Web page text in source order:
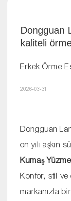
Dongguan
kaliteli
Erkek Örme
2026-03-31
Dongguan
on yılı aşkın
Kumaş
Konfor, stil ve
markanızla